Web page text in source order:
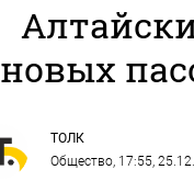
новых
ТОЛК
Общество, 17:55,